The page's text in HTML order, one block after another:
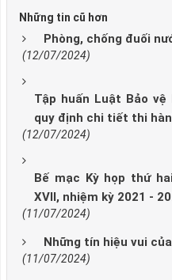
Những tin cũ hơn
Phòng, chống đuối
(12/07/2024)
Tập huấn Luật Bảo
quy định chi tiết thi
(12/07/2024)
Bế mạc Kỳ họp thứ
XVII, nhiệm kỳ 2021 -
(11/07/2024)
Những tín hiệu vui
(11/07/2024)